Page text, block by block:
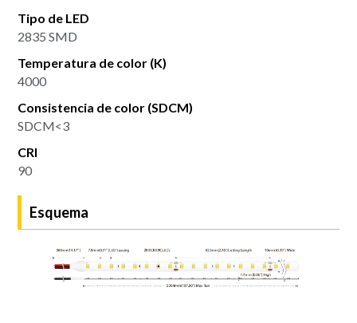
Tipo de LED
2835 SMD
Temperatura de color (K)
4000
Consistencia de color (SDCM)
SDCM<3
CRI
90
Esquema